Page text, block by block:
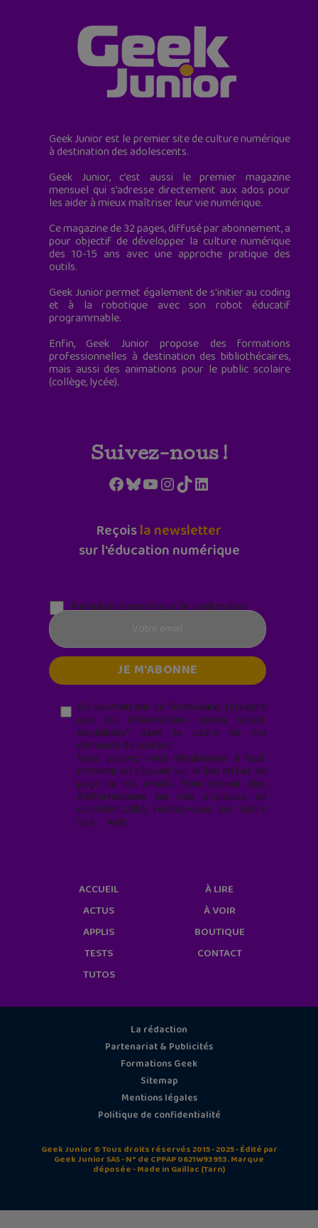
Geek Junior est le premier site de culture numérique
à destination des adolescents.
Geek Junior, c’est aussi le premier magazine
mensuel qui s’adresse directement aux ados pour
les aider à mieux maîtriser leur vie numérique.
Ce magazine de 32 pages, diffusé par abonnement, a
pour objectif de développer la culture numérique
des 10-15 ans avec une approche pratique des
outils.
Geek Junior permet également de s'initier au coding
et à la robotique avec son robot éducatif
programmable.
Enfin, Geek Junior propose des formations
professionnelles à destination des bibliothécaires,
mais aussi des animations pour le public scolaire
(collège, lycée).
Suivez-nous !
Facebook
Bluesky
YouTube
Instagram
TikTokLinkedIn
Reçoisla newsletter
sur l'éducation numérique
Parentalité numérique (le lundi matin)
En soumettant ce formulaire, j’accepte
que les informations saisies soient
exploitées* dans le cadre de ma
demande de contact.
Vous pouvez vous désabonner à tout
moment en cliquant sur le lien en bas de
page de nos emails. Pour obtenir plus
d'informations sur nos pratiques de
confidentialité, rendez-vous sur notre
site web
ACCUEIL
ACTUS
APPLIS
TESTS
TUTOS
À LIRE
À VOIR
BOUTIQUE
CONTACT
La rédaction
Partenariat & Publicités
Formations Geek
Sitemap
Mentions légales
Politique de confidentialité
Geek Junior © Tous droits réservés 2015 - 2025 - Édité par
Geek Junior SAS - N° de CPPAP 0621W93953. Marque
déposée - Made in Gaillac (Tarn)